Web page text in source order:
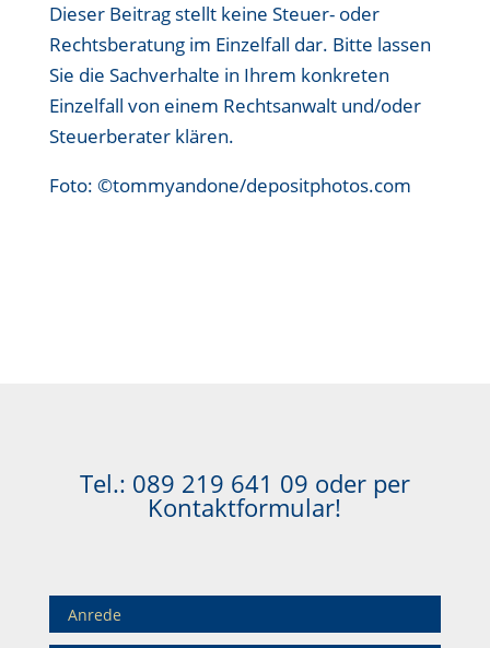
Dieser Beitrag stellt keine Steuer- oder
Rechtsberatung im Einzelfall dar. Bitte lassen
Sie die Sachverhalte in Ihrem konkreten
Einzelfall von einem Rechtsanwalt und/oder
Steuerberater klären.
Foto: ©tommyandone/depositphotos.com
Tel.: 089 219 641 09 oder per
Kontaktformular!